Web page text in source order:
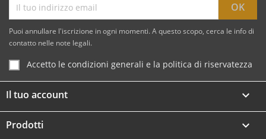
Puoi annullare l'iscrizione in ogni momenti. A questo scopo, cerca le info di
contatto nelle note legali.
Accetto le condizioni generali e la politica di riservatezza
Il tuo account 
Prodotti 